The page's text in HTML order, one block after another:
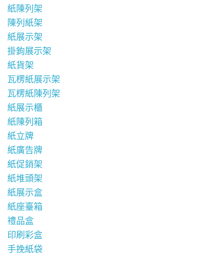
紙陳列架
陳列紙架
紙展示架
掛鉤展示架
紙貨架
瓦楞紙展示架
瓦楞紙陳列架
紙展示櫃
紙陳列箱
紙立牌
紙廣告牌
紙促銷架
紙堆頭架
紙展示盒
紙座臺箱
禮品盒
印刷彩盒
手挽紙袋